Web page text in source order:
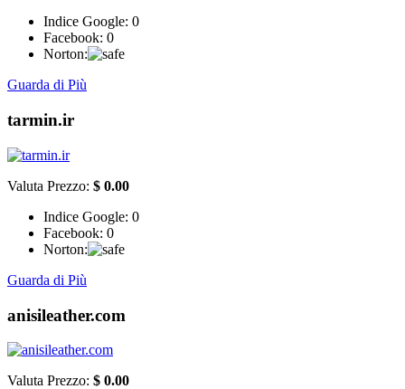
Indice Google: 0
Facebook: 0
Norton:
Guarda di Più
tarmin.ir
Valuta Prezzo: $ 0.00
Indice Google: 0
Facebook: 0
Norton:
Guarda di Più
anisileather.com
Valuta Prezzo: $ 0.00